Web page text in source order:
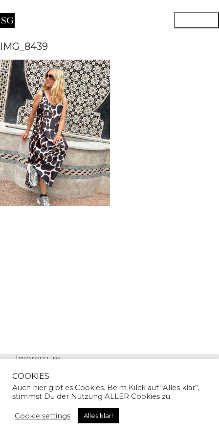
IMG_8439
Impressum
© Copyright 2024 | Sandra Gallian | All Rights
COOKIES
Auch hier gibt es Cookies. Beim Kilck auf “Alles klar”,
stimmst Du der Nutzung ALLER Cookies zu.
Cookie settings Alles klar!